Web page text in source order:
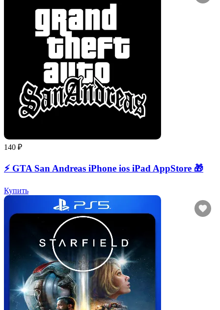
140 ₽
⚡️ GTA San Andreas iPhone ios iPad AppStore 🎁
Купить